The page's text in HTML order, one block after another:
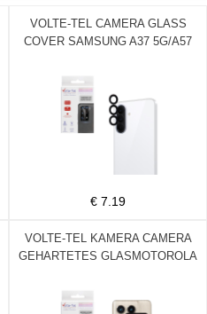
VOLTE-TEL CAMERA GLASS
COVER SAMSUNG A37 5G/A57
APPLICATION BLACK
€ 7.19
VOLTE-TEL KAMERA CAMERA
GEHARTETES GLASMOTOROLA
9H 0.25mm 3D CURVED BLACK